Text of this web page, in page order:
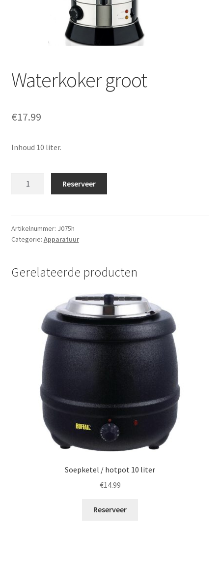
Offerte aanvraag
Privacybeleid
Waterkoker groot
€17.99
Inhoud 10 liter.
Reserveer
Artikelnummer: J075h
Categorie: Apparatuur
Gerelateerde producten
Soepketel / hotpot 10 liter
€14.99
Reserveer